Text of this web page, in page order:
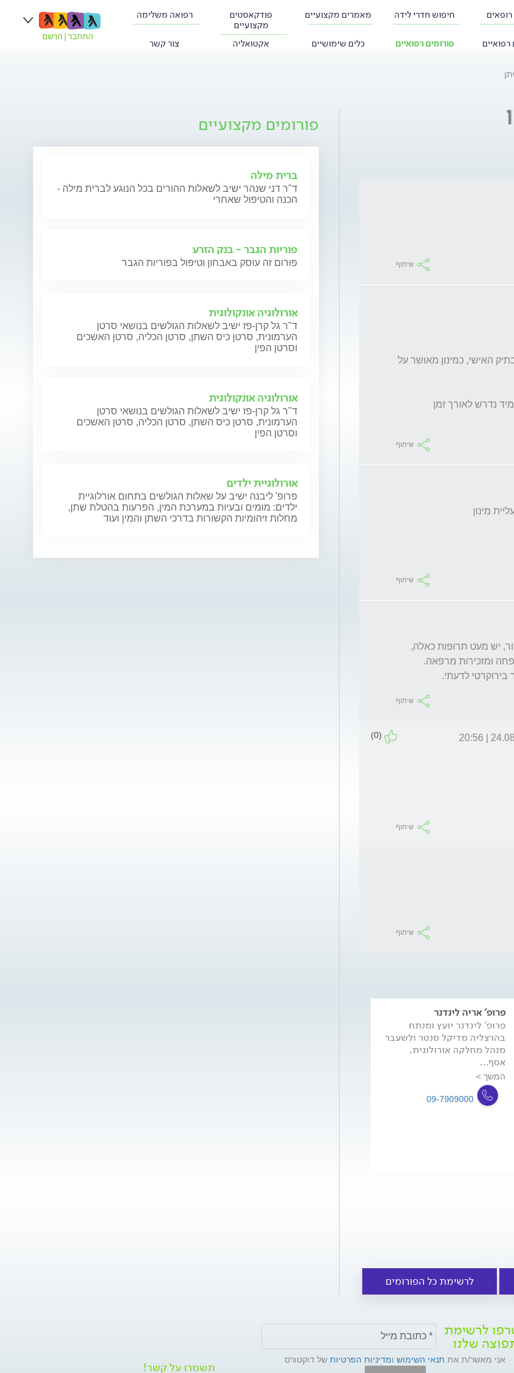
חיפוש חדרי לידה מאמרים מקצועיים
פודקאסטים
מקצועיים
רפואה משלימה
פורומים רפואיים כלים שימושיים אקטואליה צור קשר
התחבר הרשם
שיתוף
שיתוף
שיתוף
לדעתי.
שיתוף
24.08.25
(0)
שיתוף
שיתוף
פרופ' אריה לינדנר
פרופ' לינדנר יועץ ומנתח
בהרצליה מדיקל סנטר ולשעבר
מנהל מחלקה אורולוגית,
אסף...
המשך >
09-7909000
לרשימת כל הפורומים
פורומים מקצועיים
ברית מילה
ד"ר דני שנהר ישיב לשאלות ההורים בכל הנוגע לברית מילה -
הכנה והטיפול שאחרי
פוריות הגבר - בנק הזרע
פורום זה עוסק באבחון וטיפול בפוריות הגבר
אורולוגיה אונקולוגית
ד"ר גל קרן-פז ישיב לשאלות הגולשים בנושאי סרטן
הערמונית, סרטן כיס השתן, סרטן הכליה, סרטן האשכים
וסרטן הפין
אורולוגיה אונקולוגית
ד"ר גל קרן-פז ישיב לשאלות הגולשים בנושאי סרטן
הערמונית, סרטן כיס השתן, סרטן הכליה, סרטן האשכים
וסרטן הפין
אורולוגיית ילדים
פרופ' ליבנה ישיב על שאלות הגולשים בתחום אורלוגיית
ילדים: מומים ובעיות במערכת המין, הפרעות בהטלת שתן,
מחלות זיהומיות הקשורות בדרכי השתן והמין ועוד
לרשימת
שלנו
אני מאשר/ת את תנאי השימוש ומדיניות הפרטיות של דוקטורס
תשמרו על קשר!